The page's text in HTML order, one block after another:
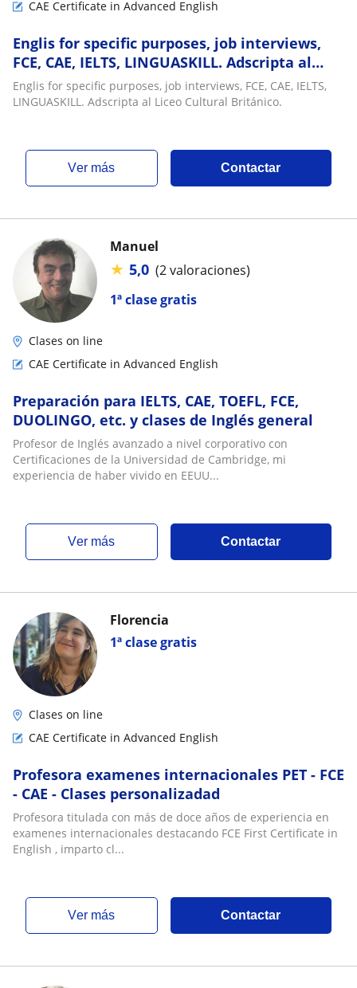
CAE Certificate in Advanced English
Englis for specific purposes, job interviews,
FCE, CAE, IELTS, LINGUASKILL. Adscripta al
Liceo Cultural Británico
Englis for specific purposes, job interviews, FCE, CAE, IELTS,
LINGUASKILL. Adscripta al Liceo Cultural Británico.
ver más Contactar
1ª clase gratis
Manuel
★ 5,0 (2 valoraciones)
Clases on line
CAE Certificate in Advanced English
Preparación para IELTS, CAE, TOEFL, FCE,
DUOLINGO, etc. y clases de Inglés general
Profesor de Inglés avanzado a nivel corporativo con
Certificaciones de la Universidad de Cambridge, mi
experiencia de haber vivido en EEUU...
ver más Contactar
1ª clase gratis
Florencia
Clases on line
CAE Certificate in Advanced English
Profesora examenes internacionales PET - FCE
- CAE - Clases personalizadad
Profesora titulada con más de doce años de experiencia en
examenes internacionales destacando FCE First Certificate in
English , imparto cl...
ver más Contactar